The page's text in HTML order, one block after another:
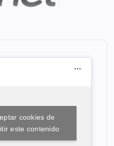
cookies de
este contenido